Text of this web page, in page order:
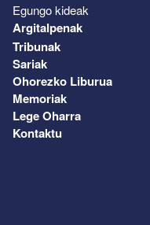
Egungo kideak
Argitalpenak
Tribunak
Sariak
Ohorezko Liburua
Memoriak
Lege Oharra
Kontaktu